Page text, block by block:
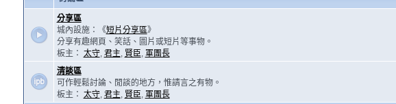
分享區
城內設施：《短片分享區》
分享有趣網頁、笑話、圖片或短片等事物。
板主： 太守, 君主, 賢臣, 軍團長
清談區
可作輕鬆討論、閒談的地方，惟請言之有物。
板主： 太守, 君主, 賢臣, 軍團長